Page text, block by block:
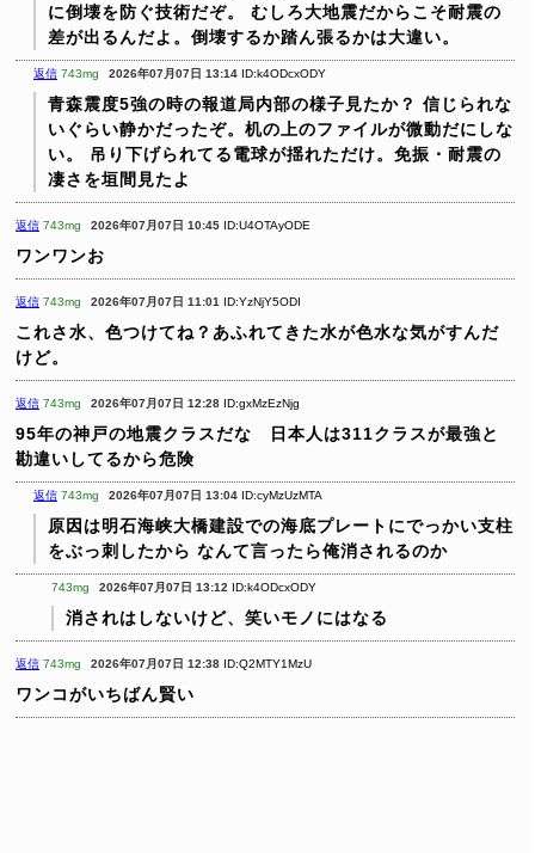
に倒壊を防ぐ技術だぞ。
むしろ大地震だからこそ耐震の
差が出るんだよ。倒壊するか踏ん張るかは大違い。
返信 743mg 2026年07月07日 13:14 ID:k4ODcxODY
青森震度5強の時の報道局内部の様子見たか？ 信じられな
いぐらい静かだったぞ。机の上のファイルが微動だにしな
い。
吊り下げられてる電球が揺れただけ。免振・耐震の
凄さを垣間見たよ
返信 743mg 2026年07月07日 10:45 ID:U4OTAyODE
ワンワンお
返信 743mg 2026年07月07日 11:01 ID:YzNjY5ODI
これさ水、色つけてね？あふれてきた水が色水な気がすんだ
けど。
返信 743mg 2026年07月07日 12:28 ID:gxMzEzNjg
95年の神戸の地震クラスだな 日本人は311クラスが最強と
勘違いしてるから危険
返信 743mg 2026年07月07日 13:04 ID:cyMzUzMTA
原因は明石海峡大橋建設での海底プレートにでっかい支柱
をぶっ刺したから なんて言ったら俺消されるのか
743mg 2026年07月07日 13:12 ID:k4ODcxODY
消されはしないけど、笑いモノにはなる
返信 743mg 2026年07月07日 12:38 ID:Q2MTY1MzU
ワンコがいちばん賢い